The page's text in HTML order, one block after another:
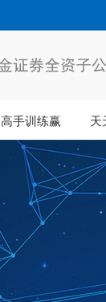
高手训练赢 天